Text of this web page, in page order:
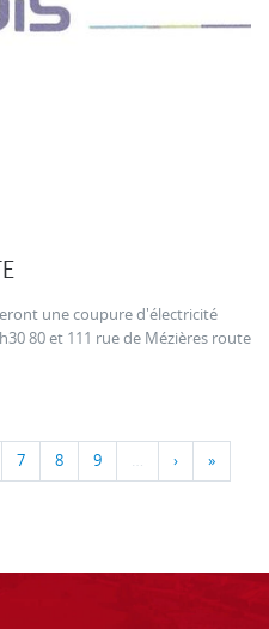
une coupure d'électricité
80 et 111 rue de Mézières route
7 8 9 … › »